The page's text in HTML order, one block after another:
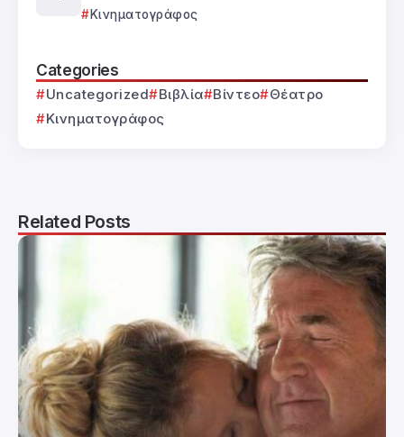
Κινηματογράφος
Categories
Uncategorized Βιβλία Βίντεο
Θέατρο
Κινηματογράφος
Related Posts